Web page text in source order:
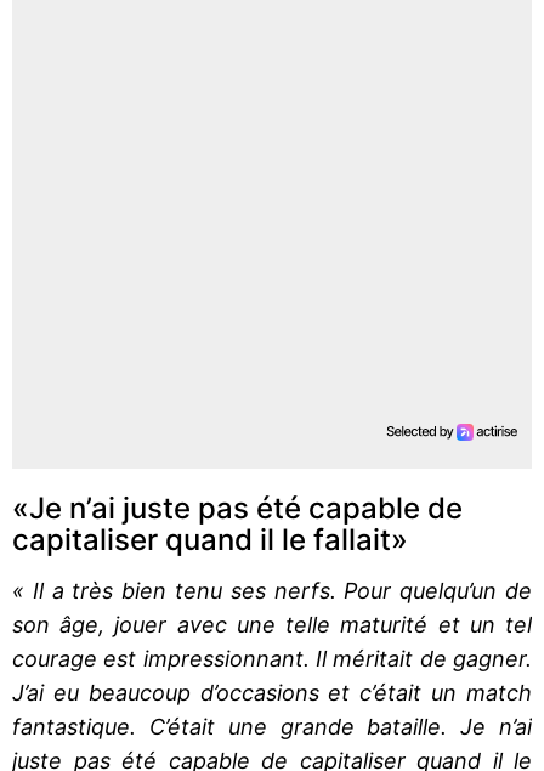
«Je n’ai juste pas été capable de
capitaliser quand il le fallait»
« Il a très bien tenu ses nerfs. Pour quelqu’un de
son âge, jouer avec une telle maturité et un tel
courage est impressionnant. Il méritait de gagner.
J’ai eu beaucoup d’occasions et c’était un match
fantastique. C’était une grande bataille. Je n’ai
juste pas été capable de capitaliser quand il le